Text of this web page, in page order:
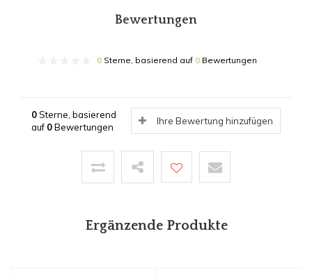
Bewertungen
0 Sterne, basierend auf 0 Bewertungen
0Sterne, basierend
auf 0Bewertungen
Ihre Bewertung hinzufügen
Ergänzende Produkte